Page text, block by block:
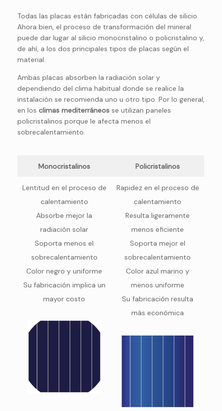
Todas las placas están fabricadas con células de silicio.
Ahora bien, el proceso de transformación del mineral
puede dar lugar al silicio monocristalino o policristalino y,
de ahí, a los dos principales tipos de placas según el
material.
Ambas placas absorben la radiación solar y
dependiendo del clima habitual donde se realice la
instalación se recomienda uno u otro tipo. Por lo general,
en los climas mediterráneos se utilizan paneles
policristalinos porque le afecta menos el
sobrecalentamiento.
Monocristalinos Policristalinos
Lentitud en el proceso de
calentamiento
Absorbe mejor la
radiación solar
Soporta menos el
sobrecalentamiento
Color negro y uniforme
Su fabricación implica un
mayor costo
Rapidez en el proceso de
calentamiento
Resulta ligeramente
menos eficiente
Soporta mejor el
sobrecalentamiento
Color azul marino y
menos uniforme
Su fabricación resulta
más económica